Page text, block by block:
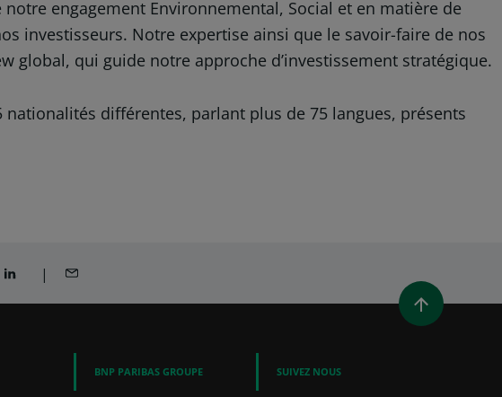
engagement Environnemental, Social et en matière de
investisseurs. Notre expertise ainsi que le savoir-faire de nos
global, qui guide notre approche d’investissement stratégique.
nationalités différentes, parlant plus de 75 langues, présents
(OUVRE UNE NOUVELLE FENÊTRE)
SUR TWITTER (OUVRE UNE NOUVELLE FENÊTRE)
PARTAGER SUR LINKEDIN (OUVRE UNE NOUVELLE FENÊTRE)
PARTAGER PAR EMAIL
BNP PARIBAS GROUPE SUIVEZ NOUS